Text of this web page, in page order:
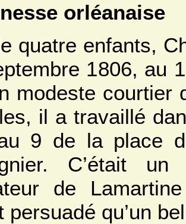
orléanaise
quatre enfants,
1806, au
modeste courtier
il a travaillé
9 de la place
C’était
de
persuadé qu’un